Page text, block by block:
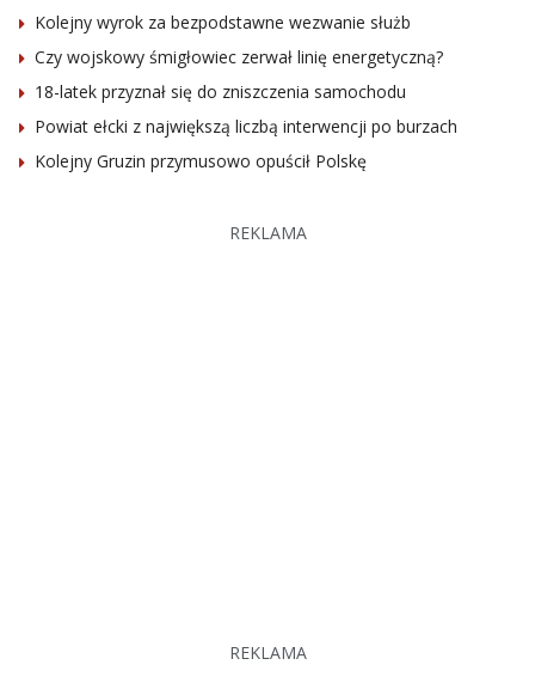
Kolejny wyrok za bezpodstawne wezwanie służb
Czy wojskowy śmigłowiec zerwał linię energetyczną?
18-latek przyznał się do zniszczenia samochodu
Powiat ełcki z największą liczbą interwencji po burzach
Kolejny Gruzin przymusowo opuścił Polskę
REKLAMA
REKLAMA